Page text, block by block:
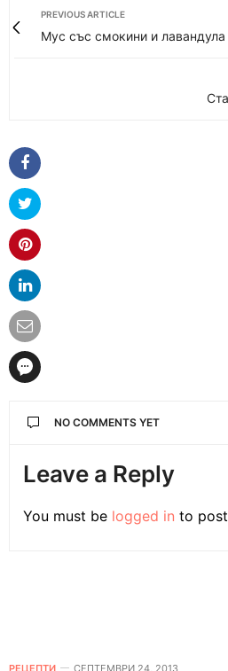
PREVIOUS ARTICLE
Мус със смокини и лавандула
NO COMMENTS YET
Leave a Reply
You must be logged in to